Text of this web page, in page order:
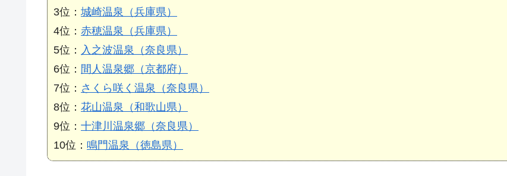
3位： 城崎温泉（兵庫県）
4位： 赤穂温泉（兵庫県）
5位： 入之波温泉（奈良県）
6位： 間人温泉郷（京都府）
7位： さくら咲く温泉（奈良県）
8位： 花山温泉（和歌山県）
9位： 十津川温泉郷（奈良県）
10位： 鳴門温泉（徳島県）